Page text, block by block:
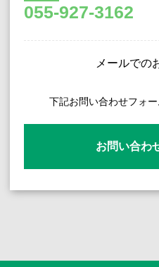
055-927-3162
メールでの
下記お問い合わせフォー
お問い合わ